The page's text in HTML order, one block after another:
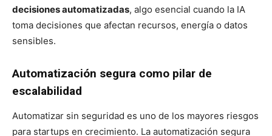
decisiones automatizadas, algo esencial cuando la IA
toma decisiones que afectan recursos, energía o datos
sensibles.
Automatización segura como pilar de
escalabilidad
Automatizar sin seguridad es uno de los mayores riesgos
para startups en crecimiento. La automatización segura